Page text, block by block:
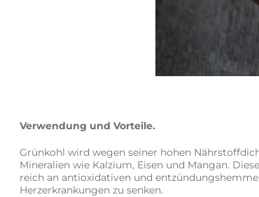
Verwendung und Vorteile.
Grünkohl wird wegen seiner hohen
Mineralien wie Kalzium, Eisen und Mangan.
reich an antioxidativen und
Herzerkrankungen zu senken.